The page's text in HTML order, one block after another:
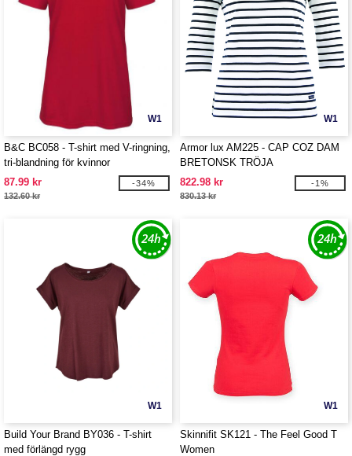
W1
B&C BC058 - T-shirt med V-ringning,
tri-blandning för kvinnor
87.99 kr
132.60 kr
-34%
W1
Armor lux AM225 - CAP COZ DAM
BRETONSK TRÖJA
822.98 kr
830.13 kr
-1%
W1
Build Your Brand BY036 - T-shirt
med förlängd rygg
W1
Skinnifit SK121 - The Feel Good T
Women